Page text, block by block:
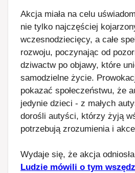
Akcja miała na celu
nie tylko najczęściej
wczesnodziecięcy, a całe
rozwoju, poczynając od
dziwactw po objawy, które
samodzielne życie.
pokazać społeczeństwu, że
jedynie dzieci - z małych
dorośli autyści, którzy żyją
potrzebują zrozumienia i
Wydaje się, że akcja
Ludzie mówili o tym